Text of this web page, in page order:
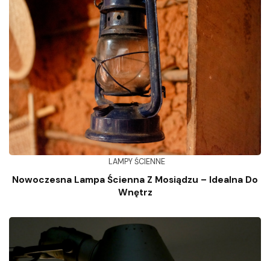
LAMPY ŚCIENNE
Nowoczesna Lampa Ścienna Z Mosiądzu – Idealna Do
Wnętrz